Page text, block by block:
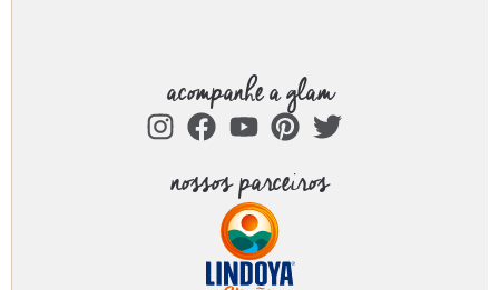
acompanhe a glam
nossos parceiros